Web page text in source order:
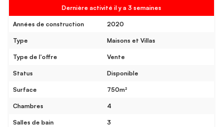
Dernière activité il y a 3 semaines
Années de construction 2020
Type Maisons et Villas
Type de l'offre Vente
Status Disponible
Surface 750m²
Chambres 4
Salles de bain 3